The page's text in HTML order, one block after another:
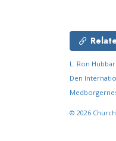
L. Ron
Den
© 2026